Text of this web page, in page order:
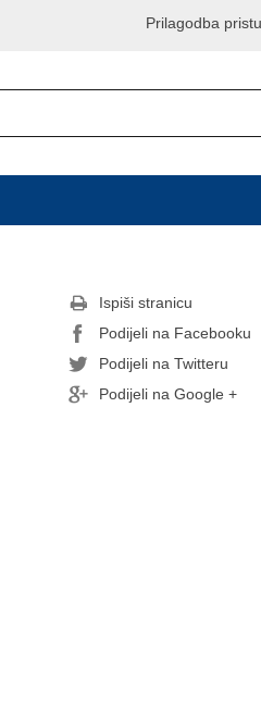
Prilagodba
Ispiši stranicu
Podijeli na Facebooku
Podijeli na Twitteru
Podijeli na Google +